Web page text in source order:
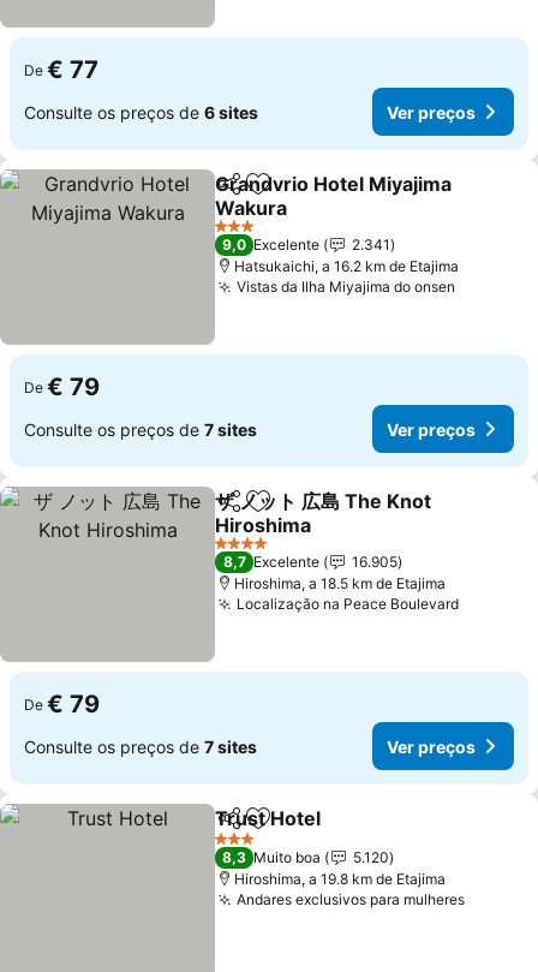
De € 77
Consulte os preços de 6 sites Ver preços
PartilharAdicionar aos favoritos
Grandvrio Hotel Miyajima
Wakura
3 Estrelas
9,0 Excelente
2.341
Hatsukaichi, a 16.2 km de Etajima
Vistas da Ilha Miyajima do onsen
De € 79
Consulte os preços de 7 sites Ver preços
PartilharAdicionar aos favoritos
ザ ノット 広島 The Knot
Hiroshima
4 Estrelas
8,7 Excelente
16.905
Hiroshima, a 18.5 km de Etajima
Localização na Peace Boulevard
De € 79
Consulte os preços de 7 sites Ver preços
PartilharAdicionar aos favoritos
Trust Hotel
3 Estrelas
8,3 Muito boa
5.120
Hiroshima, a 19.8 km de Etajima
Andares exclusivos para mulheres